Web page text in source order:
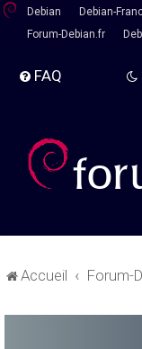
Debian Debian-
Forum-Debian.fr
FAQ
Accueil Forum-